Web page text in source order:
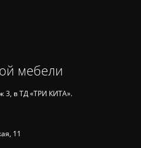
мебели
3, в ТД «ТРИ КИТА».
11